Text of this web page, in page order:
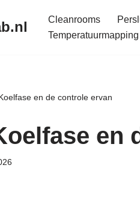
Cleanrooms
en de controle ervan
en